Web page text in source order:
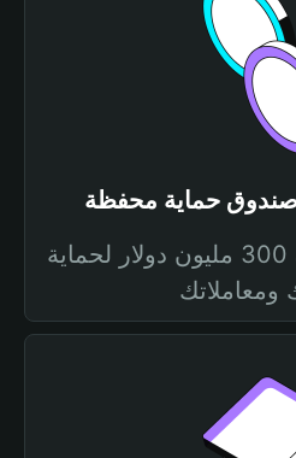
صندوق حماية بقيمة 300 مليون دولار لحماية